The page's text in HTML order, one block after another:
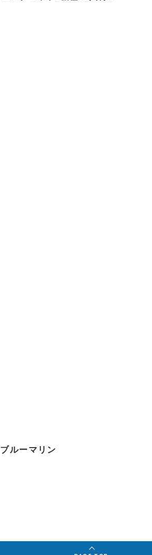
ブルーマリン